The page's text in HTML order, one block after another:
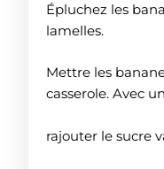
Épluchez les
lamelles.
Mettre les
casserole. Avec
rajouter le sucre